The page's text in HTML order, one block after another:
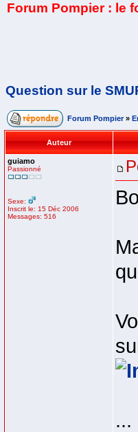
Forum Pompier : le
Question sur le
Forum Pompier »
Auteur
guiamo
Passionné
Sexe:
Inscrit le: 15 Déc 2006
Messages: 516
...